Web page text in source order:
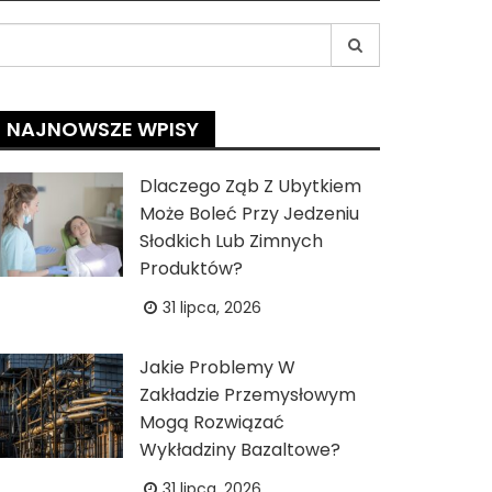
NAJNOWSZE WPISY
Dlaczego Ząb Z Ubytkiem
Może Boleć Przy Jedzeniu
Słodkich Lub Zimnych
Produktów?
31 lipca, 2026
Jakie Problemy W
Zakładzie Przemysłowym
Mogą Rozwiązać
Wykładziny Bazaltowe?